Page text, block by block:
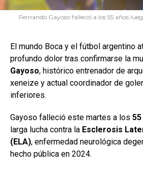
Fernando Gayoso falleció a los 55 años
El mundo Boca y el fútbol argentino
profundo dolor tras confirmarse la
Gayoso, histórico entrenador de
xeneize y actual coordinador de
inferiores.
Gayoso falleció este martes a los
larga lucha contra la Esclerosis
(ELA), enfermedad neurológica
hecho pública en 2024.